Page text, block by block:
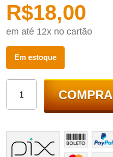
R$18,00
em até 12x no cartão
Em estoque